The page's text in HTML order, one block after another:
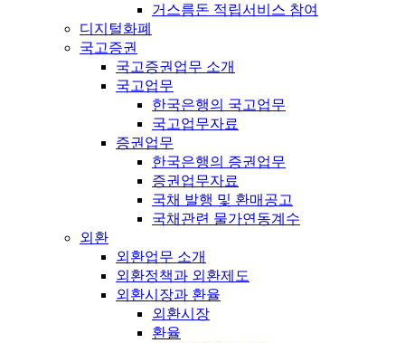
거스름돈 적립서비스 참여
디지털화폐
국고증권
국고증권업무 소개
국고업무
한국은행의 국고업무
국고업무자료
증권업무
한국은행의 증권업무
증권업무자료
국채 발행 및 환매공고
국채관련 물가연동계수
외환
외환업무 소개
외환정책과 외환제도
외환시장과 환율
외환시장
환율